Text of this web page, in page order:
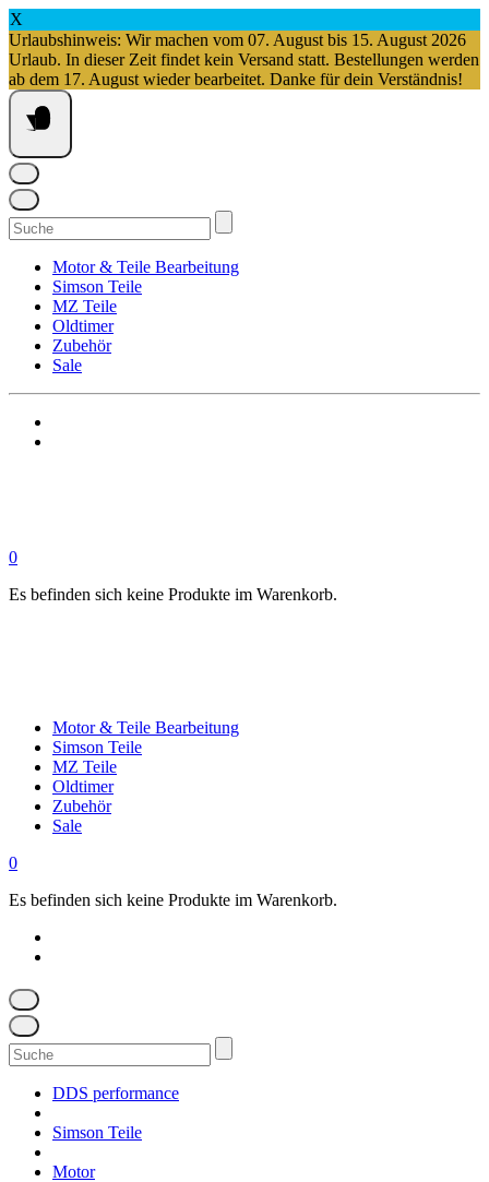
X
Urlaubshinweis: Wir machen vom 07. August bis 15. August 2026
Urlaub. In dieser Zeit findet kein Versand statt. Bestellungen werden
ab dem 17. August wieder bearbeitet. Danke für dein Verständnis!
Springe
zum
Inhalt
Suchen
nach:
Motor & Teile Bearbeitung
Simson Teile
MZ Teile
Oldtimer
Zubehör
Sale
0
Es befinden sich keine Produkte im Warenkorb.
Motor & Teile Bearbeitung
Simson Teile
MZ Teile
Oldtimer
Zubehör
Sale
0
Es befinden sich keine Produkte im Warenkorb.
Suchen
nach:
DDS performance
Simson Teile
Motor